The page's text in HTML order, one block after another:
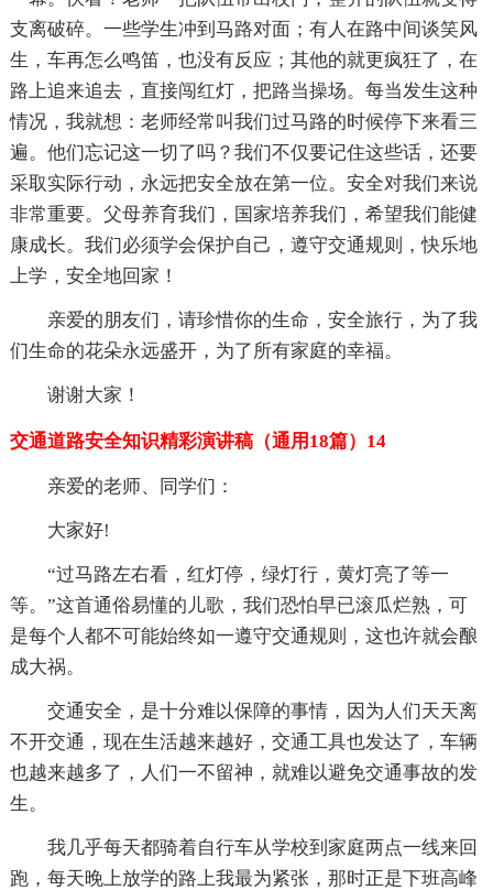
支离破碎。一些学生冲到马路对面；有人在路中间谈笑风
生，车再怎么鸣笛，也没有反应；其他的就更疯狂了，在
路上追来追去，直接闯红灯，把路当操场。每当发生这种
情况，我就想：老师经常叫我们过马路的时候停下来看三
遍。他们忘记这一切了吗？我们不仅要记住这些话，还要
采取实际行动，永远把安全放在第一位。安全对我们来说
非常重要。父母养育我们，国家培养我们，希望我们能健
康成长。我们必须学会保护自己，遵守交通规则，快乐地
上学，安全地回家！
亲爱的朋友们，请珍惜你的生命，安全旅行，为了我
们生命的花朵永远盛开，为了所有家庭的幸福。
谢谢大家！
交通道路安全知识精彩演讲稿（通用18篇）14
亲爱的老师、同学们：
大家好!
“过马路左右看，红灯停，绿灯行，黄灯亮了等一
等。”这首通俗易懂的儿歌，我们恐怕早已滚瓜烂熟，可
是每个人都不可能始终如一遵守交通规则，这也许就会酿
成大祸。
交通安全，是十分难以保障的事情，因为人们天天离
不开交通，现在生活越来越好，交通工具也发达了，车辆
也越来越多了，人们一不留神，就难以避免交通事故的发
生。
我几乎每天都骑着自行车从学校到家庭两点一线来回
跑，每天晚上放学的路上我最为紧张，那时正是下班高峰